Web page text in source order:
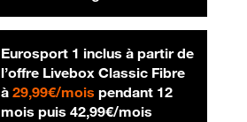
Eurosport 1 inclus à partir de
l’offre Livebox Classic Fibre
à 29,99€/mois29,99 € par mois
pendant 12
mois puis 42,99€/mois42,99 € par